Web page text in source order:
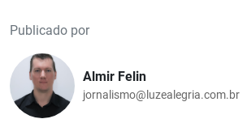
Publicado por
Almir Felin
jornalismo@luzealegria.com.br